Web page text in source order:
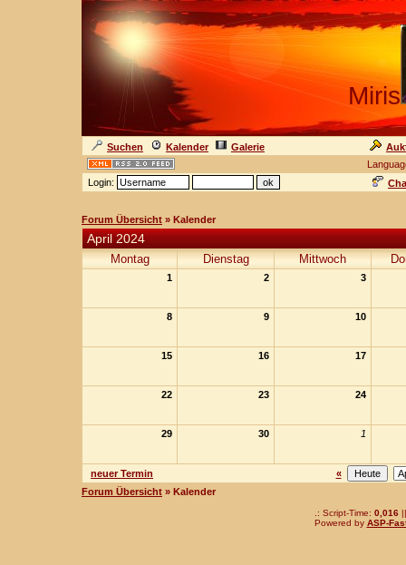
Miris
Suchen Kalender Galerie
Login:
Forum Übersicht » Kalender
April 2024
Montag Dienstag Mittwoch
1 2 3
8 9 10
15 16 17
22 23 24
29 30 1
neuer Termin
«
Forum Übersicht » Kalender
.: Script-Time: 0,016||
Powered by ASP-